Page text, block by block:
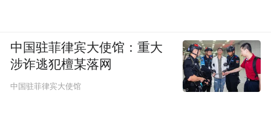
中国驻菲律宾大使馆：重大
涉诈逃犯檀某落网
中国驻菲律宾大使馆